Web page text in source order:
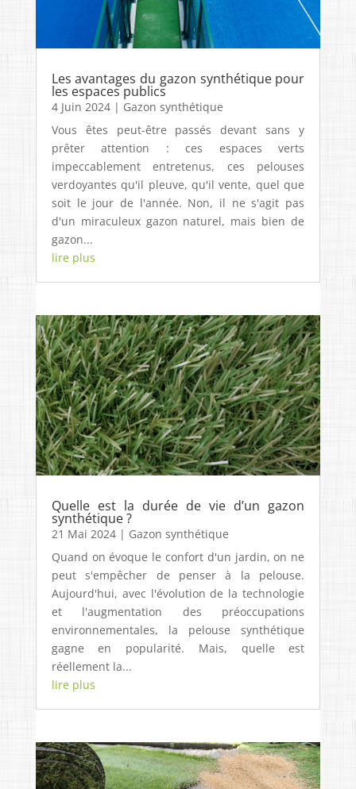
Les avantages du gazon synthétique pour
les espaces publics
4 Juin 2024| Gazon synthétique
Vous êtes peut-être passés devant sans y
prêter attention : ces espaces verts
impeccablement entretenus, ces pelouses
verdoyantes qu'il pleuve, qu'il vente, quel que
soit le jour de l'année. Non, il ne s'agit pas
d'un miraculeux gazon naturel, mais bien de
gazon...
lire plus
Quelle est la durée de vie d’un gazon
synthétique ?
21 Mai 2024| Gazon synthétique
Quand on évoque le confort d'un jardin, on ne
peut s'empêcher de penser à la pelouse.
Aujourd'hui, avec l'évolution de la technologie
et l'augmentation des préoccupations
environnementales, la pelouse synthétique
gagne en popularité. Mais, quelle est
réellement la...
lire plus